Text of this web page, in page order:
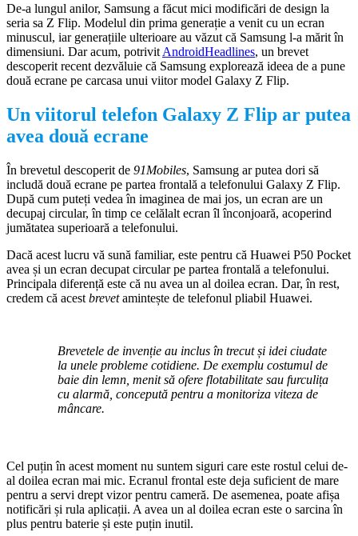
De-a lungul anilor, Samsung a făcut mici modificări de design la
seria sa Z Flip. Modelul din prima generație a venit cu un ecran
minuscul, iar generațiile ulterioare au văzut că Samsung l-a mărit în
dimensiuni. Dar acum, potrivit AndroidHeadlines, un brevet
descoperit recent dezvăluie că Samsung explorează ideea de a pune
două ecrane pe carcasa unui viitor model Galaxy Z Flip.
Un viitorul telefon Galaxy Z Flip ar putea
avea două ecrane
În brevetul descoperit de 91Mobiles, Samsung ar putea dori să
includă două ecrane pe partea frontală a telefonului Galaxy Z Flip.
După cum puteți vedea în imaginea de mai jos, un ecran are un
decupaj circular, în timp ce celălalt ecran îl înconjoară, acoperind
jumătatea superioară a telefonului.
Dacă acest lucru vă sună familiar, este pentru că Huawei P50 Pocket
avea și un ecran decupat circular pe partea frontală a telefonului.
Principala diferență este că nu avea un al doilea ecran. Dar, în rest,
credem că acest brevetamintește de telefonul pliabil Huawei.
Brevetele de invenție au inclus în trecut și idei ciudate
la unele probleme cotidiene. De exemplu costumul de
baie din lemn, menit să ofere flotabilitate sau furculița
cu alarmă, concepută pentru a monitoriza viteza de
mâncare.
Cel puțin în acest moment nu suntem siguri care este rostul celui de-
al doilea ecran mai mic. Ecranul frontal este deja suficient de mare
pentru a servi drept vizor pentru cameră. De asemenea, poate afișa
notificări și rula aplicații. A avea un al doilea ecran este o sarcina în
plus pentru baterie și este puțin inutil.